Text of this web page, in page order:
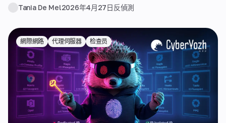
Tania De Mel2026年4月27日 反偵測
網際網路 代理伺服器 检查员